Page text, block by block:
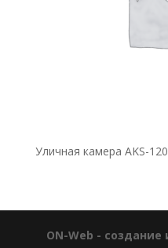
Уличная камера AKS-
ON-Web -